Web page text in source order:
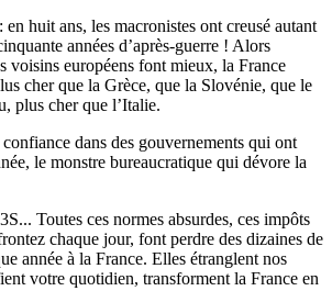
huit ans, les macronistes ont creusé autant
années d’après-guerre ! Alors
voisins européens font mieux, la France
cher que la Grèce, que la Slovénie, que le
plus cher que l’Italie.
dans des gouvernements qui ont
le monstre bureaucratique qui dévore la
Toutes ces normes absurdes, ces impôts
chaque jour, font perdre des dizaines de
année à la France. Elles étranglent nos
votre quotidien, transforment la France en